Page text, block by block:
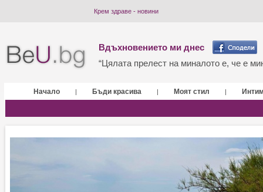
Крем здраве - новини
Вдъхновението ми днес
“Цялата прелест на миналото е, че е
Начало | Бъди красива | Моят стил |